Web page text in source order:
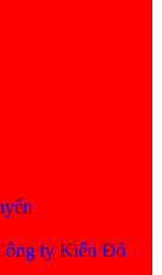
ty Kiến Đỏ